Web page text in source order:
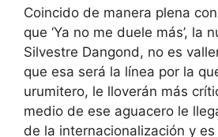
Coincido de manera plena
que ‘Ya no me duele más’, la
Silvestre Dangond, no es
que esa será la línea por la
urumitero, le lloverán más
medio de ese aguacero le
de la internacionalización y